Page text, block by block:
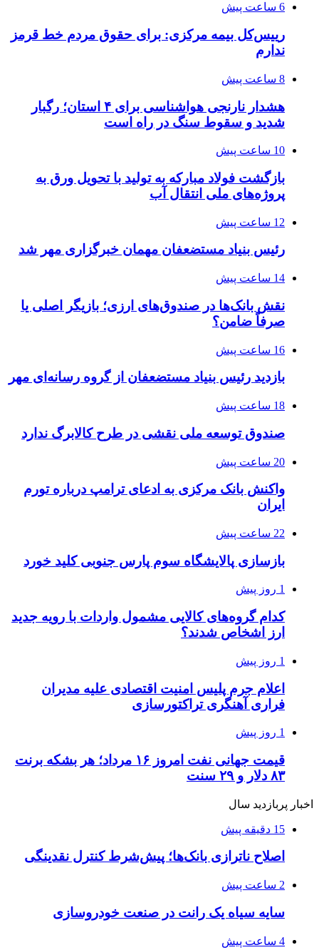
6 ساعت پیش
رییس‌کل بیمه مرکزی: برای حقوق مردم خط قرمز
ندارم
8 ساعت پیش
هشدار نارنجی هواشناسی برای ۴ استان؛ رگبار
شدید و سقوط سنگ در راه است
10 ساعت پیش
بازگشت فولاد مبارکه به تولید با تحویل ورق به
پروژه‌های ملی انتقال آب
12 ساعت پیش
رئیس بنیاد مستضعفان مهمان خبرگزاری مهر شد
14 ساعت پیش
نقش بانک‌ها در صندوق‌های ارزی؛ بازیگر اصلی یا
صرفاً ضامن؟
16 ساعت پیش
بازدید رئیس بنیاد مستضعفان از گروه رسانه‌ای مهر
18 ساعت پیش
صندوق توسعه ملی نقشی در طرح کالابرگ ندارد
20 ساعت پیش
واکنش بانک مرکزی به ادعای ترامپ درباره تورم
ایران
22 ساعت پیش
بازسازی پالایشگاه سوم پارس جنوبی کلید خورد
1 روز پیش
کدام گروه‌های کالایی مشمول واردات با رویه جدید
ارز اشخاص شدند؟
1 روز پیش
اعلام جرم پلیس امنیت اقتصادی علیه مدیران
فراری آهنگری تراکتورسازی
1 روز پیش
قیمت جهانی نفت امروز ۱۶ مرداد؛ هر بشکه برنت
۸۳ دلار و ۲۹ سنت
اخبار پربازدید سال
15 دقیقه پیش
اصلاح ناترازی بانک‌ها؛ پیش‌شرط کنترل نقدینگی
2 ساعت پیش
سایه سیاه یک رانت در صنعت خودروسازی
4 ساعت پیش